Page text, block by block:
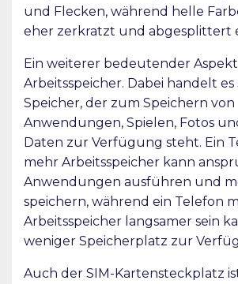
und Flecken, während helle
eher zerkratzt und abgesplittert
Ein weiterer bedeutender
Arbeitsspeicher. Dabei handelt
Speicher, der zum Speichern von
Anwendungen, Spielen, Fotos
Daten zur Verfügung steht. Ein
mehr Arbeitsspeicher kann
Anwendungen ausführen und
speichern, während ein Telefon
Arbeitsspeicher langsamer sein
weniger Speicherplatz zur
Auch der SIM-Kartensteckplatz